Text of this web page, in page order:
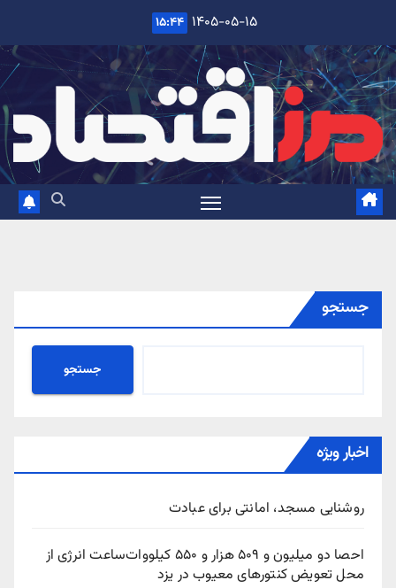
content
۱۴۰۵-۰۵-۱۵ ۱۵:۴۴
جستجو
جستجو
اخبار ویژه
روشنایی مسجد، امانتی برای عبادت
احصا دو میلیون و ۵۰۹ هزار و ۵۵۰ کیلووات‌ساعت انرژی از
محل تعویض کنتورهای معیوب در یزد